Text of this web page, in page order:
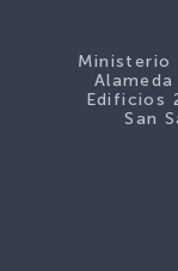
Ministerio
Edificios
San